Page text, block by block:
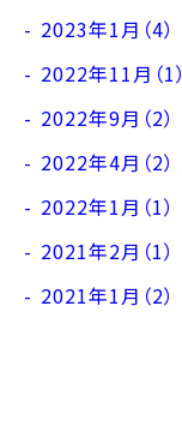
2023年1月（4）
2022年11月（1）
2022年9月（2）
2022年4月（2）
2022年1月（1）
2021年2月（1）
2021年1月（2）